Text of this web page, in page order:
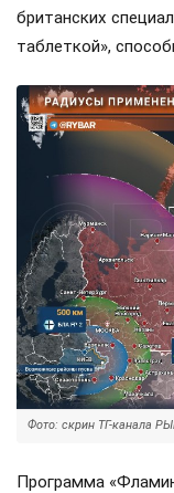
британских
таблеткой»,
Фото: скрин ТГ-канала
Программа